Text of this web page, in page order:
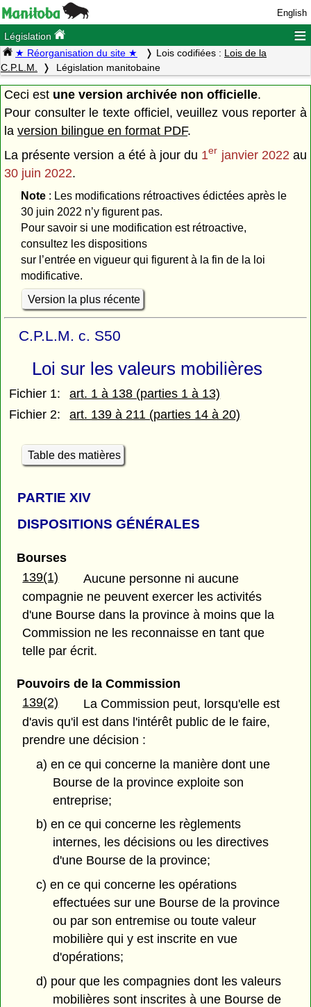
English
Législation ≡
★ Réorganisation du site ★ Lois codifiées : Lois de la
C.P.L.M.
Législation manitobaine
Ceci est une version archivée non officielle.
Pour consulter le texte officiel, veuillez vous reporter à
la version bilingue en format PDF.
La présente version a été à jour du 1er janvier 2022 au
30 juin 2022.
Note: Les modifications rétroactives édictées après le
30 juin 2022 n’y figurent pas.
Pour savoir si une modification est rétroactive,
consultez les dispositions
sur l’entrée en vigueur qui figurent à la fin de la loi
modificative.
Version la plus récente
C.P.L.M. c. S50
Loi sur les valeurs mobilières
Fichier 1:
art. 1 à 138 (parties 1 à 13)
Fichier 2:
art. 139 à 211 (parties 14 à 20)
Table des matières
PARTIEXIV
DISPOSITIONS GÉNÉRALES
Bourses
139(1)
Aucune personne ni aucune
compagnie ne peuvent exercer les activités
d'une Bourse dans la province à moins que la
Commission ne les reconnaisse en tant que
telle par écrit.
Pouvoirs de la Commission
139(2)
La Commission peut, lorsqu'elle est
d'avis qu'il est dans l'intérêt public de le faire,
prendre une décision :
a) en ce qui concerne la manière dont une
Bourse de la province exploite son
entreprise;
b) en ce qui concerne les règlements
internes, les décisions ou les directives
d'une Bourse de la province;
c) en ce qui concerne les opérations
effectuées sur une Bourse de la province
ou par son entremise ou toute valeur
mobilière qui y est inscrite en vue
d'opérations;
d) pour que les compagnies dont les valeurs
mobilières sont inscrites à une Bourse de